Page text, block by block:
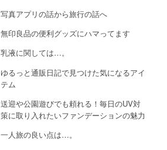
写真アプリの話から旅行の話へ
無印良品の便利グッズにハマってます
乳液に関しては…。
ゆるっと通販日記で見つけた気になるアイ
テム
送迎や公園遊びでも頼れる！毎日のUV対
策に取り入れたいファンデーションの魅力
一人旅の良い点は…。